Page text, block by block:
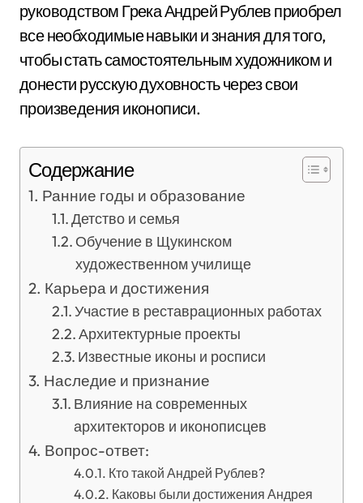
руководством Грека Андрей Рублев приобрел
все необходимые навыки и знания для того,
чтобы стать самостоятельным художником и
донести русскую духовность через свои
произведения иконописи.
Содержание
Ранние годы и образование
Детство и семья
Обучение в Щукинском
художественном училище
Карьера и достижения
Участие в реставрационных работах
Архитектурные проекты
Известные иконы и росписи
Наследие и признание
Влияние на современных
архитекторов и иконописцев
Вопрос-ответ:
Кто такой Андрей Рублев?
Каковы были достижения Андрея